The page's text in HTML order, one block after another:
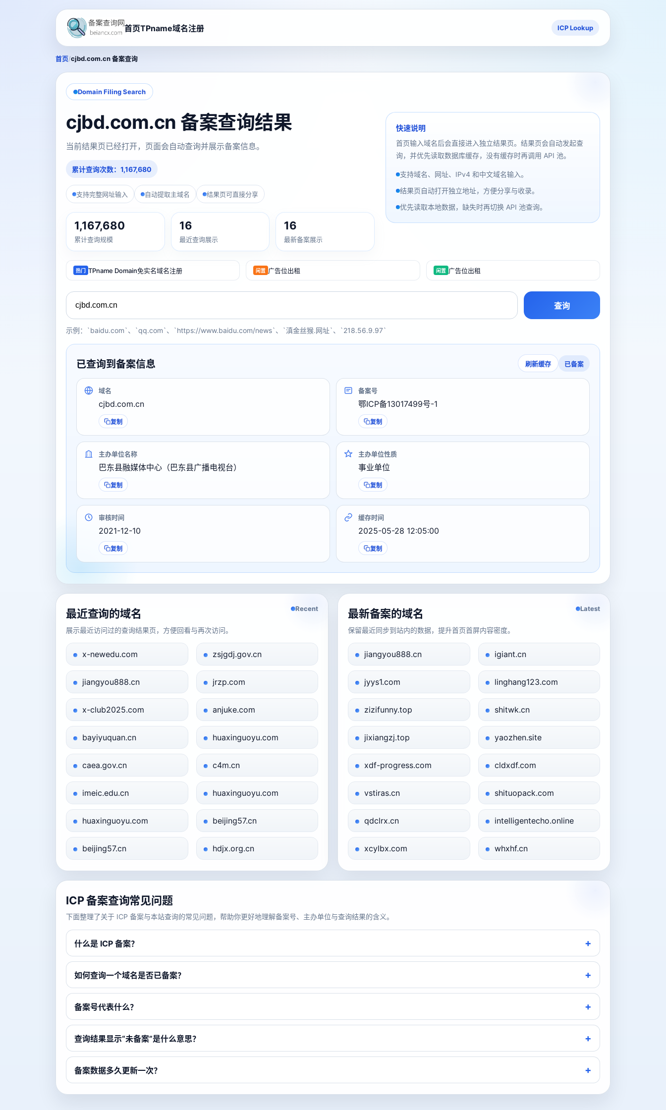
首页TPname域名注册 ICP Lookup
首页/cjbd.com.cn 备案查询
Domain Filing Search
cjbd.com.cn 备案查询结果
当前结果页已经打开，页面会自动查询并展示备案信息。
累计查询次数：1,167,680
支持完整网址输入 自动提取主域名 结果页可直接分享
1,167,680
累计查询规模
16
最近查询展示
16
最新备案展示
快速说明
首页输入域名后会直接进入独立结果页。结果页会自动发起查
询，并优先读取数据库缓存，没有缓存时再调用 API 池。
支持域名、网址、IPv4 和中文域名输入。
结果页自动打开独立地址，方便分享与收录。
优先读取本地数据，缺失时再切换 API 池查询。
热门 TPname Domain免实名域名注册 闲置 广告位出租 闲置 广告位出租
查询
示例：`baidu.com`、`qq.com`、`https://www.baidu.com/news`、`滇金丝猴.网址`、`218.56.9.97`
已查询到备案信息 刷新缓存 已备案
域名
cjbd.com.cn
复制
备案号
鄂ICP备13017499号-1
复制
主办单位名称
巴东县融媒体中心（巴东县广播电视台）
复制
主办单位性质
事业单位
复制
审核时间
2021-12-10
复制
缓存时间
2025-05-28 12:05:00
复制
最近查询的域名
展示最近访问过的查询结果页，方便回看与再次访问。
Recent
x-newedu.com zsjgdj.gov.cn
jiangyou888.cn jrzp.com
x-club2025.com anjuke.com
bayiyuquan.cn huaxinguoyu.com
caea.gov.cn c4m.cn
imeic.edu.cn huaxinguoyu.com
huaxinguoyu.com beijing57.cn
beijing57.cn hdjx.org.cn
最新备案的域名
保留最近同步到站内的数据，提升首页首屏内容密度。
Latest
jiangyou888.cn igiant.cn
jyys1.com linghang123.com
zizifunny.top shitwk.cn
jixiangzj.top yaozhen.site
xdf-progress.com cldxdf.com
vstiras.cn shituopack.com
qdclrx.cn intelligentecho.online
xcylbx.com whxhf.cn
ICP 备案查询常见问题
下面整理了关于 ICP 备案与本站查询的常见问题，帮助你更好地理解备案号、主办单位与查询结果的含义。
什么是 ICP 备案？
如何查询一个域名是否已备案？
备案号代表什么？
查询结果显示“未备案”是什么意思？
备案数据多久更新一次？